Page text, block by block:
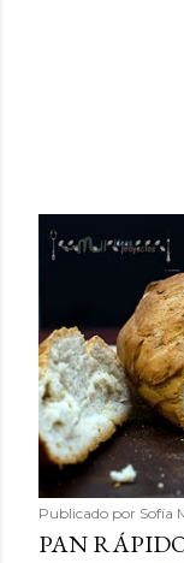
Publicado por Sofía
PAN